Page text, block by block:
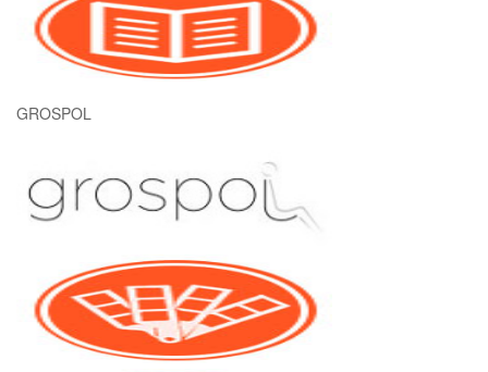
GROSPOL